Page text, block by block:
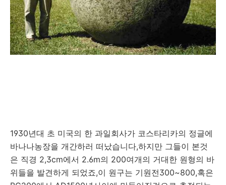
1930년대 초 미국의 한 과일회사가 코스타리카의 정글에
바나나농장을 개간하러 떠났습니다,하지만 그들이 본것
은 직경 2,3cm에서 2.6m의 200여개의 거대한 원형의 바
위들을 발견하게 되었죠,이 원구는 기원전300~800,혹은